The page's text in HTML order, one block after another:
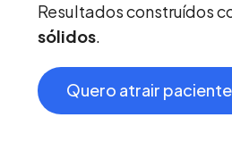
Resultados construídos
sólidos.
Quero atrair